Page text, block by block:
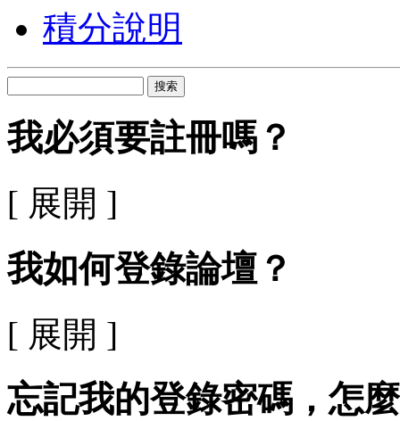
積分說明
搜索
我必須要註冊嗎？
[ 展開 ]
我如何登錄論壇？
[ 展開 ]
忘記我的登錄密碼，怎